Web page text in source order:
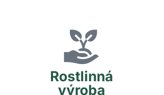
Rostlinná
výroba